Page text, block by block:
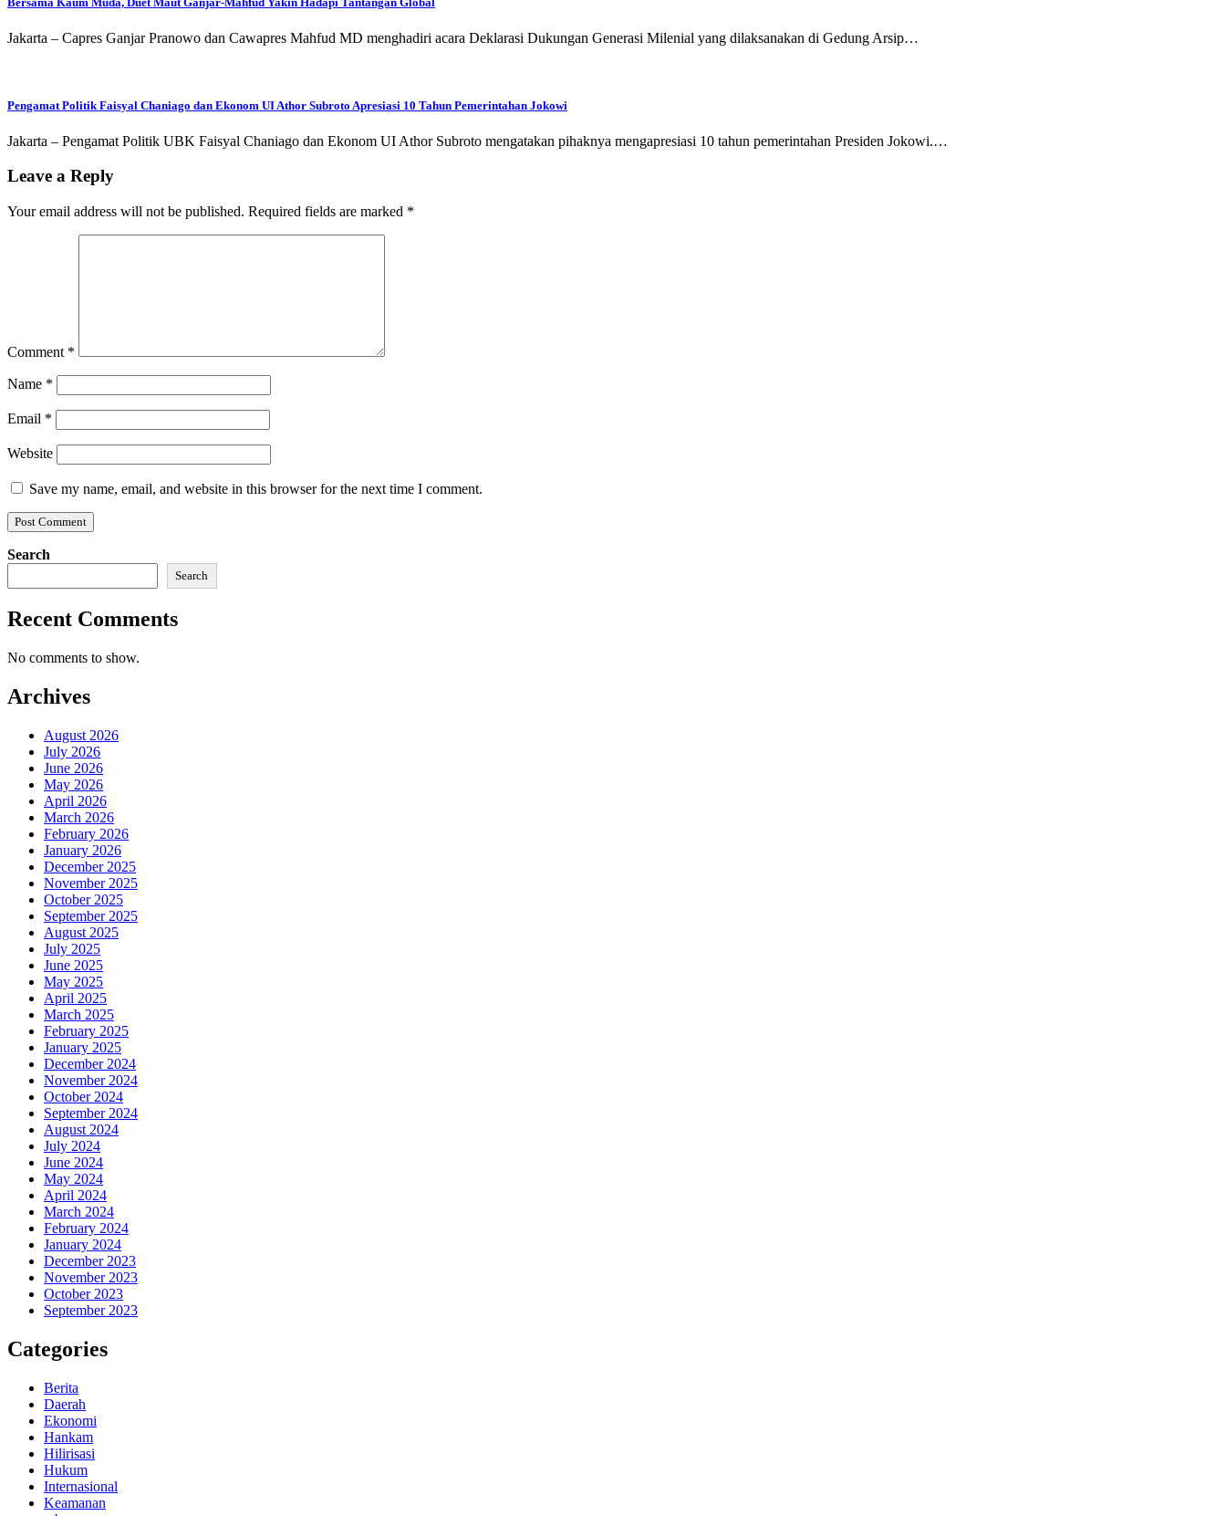
Jakarta – Capres Ganjar Pranowo dan Cawapres Mahfud MD menghadiri acara Deklarasi Dukungan Generasi Milenial yang dilaksanakan di Gedung Arsip…
Pengamat Politik Faisyal Chaniago dan Ekonom UI Athor Subroto Apresiasi 10 Tahun Pemerintahan Jokowi
Jakarta – Pengamat Politik UBK Faisyal Chaniago dan Ekonom UI Athor Subroto mengatakan pihaknya mengapresiasi 10 tahun pemerintahan Presiden Jokowi.…
Leave a Reply
Your email address will not be published. Required fields are marked *
Comment *
Name *
Email *
Website
Save my name, email, and website in this browser for the next time I comment.
Search
Search
Recent Comments
No comments to show.
Archives
August 2026
July 2026
June 2026
May 2026
April 2026
March 2026
February 2026
January 2026
December 2025
November 2025
October 2025
September 2025
August 2025
July 2025
June 2025
May 2025
April 2025
March 2025
February 2025
January 2025
December 2024
November 2024
October 2024
September 2024
August 2024
July 2024
June 2024
May 2024
April 2024
March 2024
February 2024
January 2024
December 2023
November 2023
October 2023
September 2023
Categories
Berita
Daerah
Ekonomi
Hankam
Hilirisasi
Hukum
Internasional
Keamanan